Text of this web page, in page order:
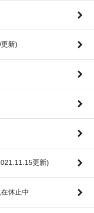
新)
更新)
休止中